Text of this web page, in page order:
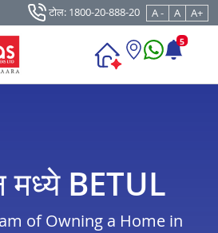
टोल: 1800-20-888-20 A - A A+
5
मध्ये BETUL
of Owning a Home in